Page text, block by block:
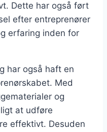
Dette har også ført
efter entreprenører
erfaring inden for
har også haft en
Med
og
at udføre
effektivt. Desuden